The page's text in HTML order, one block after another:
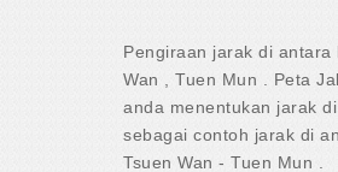
Pengiraan jarak di antara
Wan , Tuen Mun . Peta
anda menentukan jarak
sebagai contoh jarak di
Tsuen Wan - Tuen Mun .